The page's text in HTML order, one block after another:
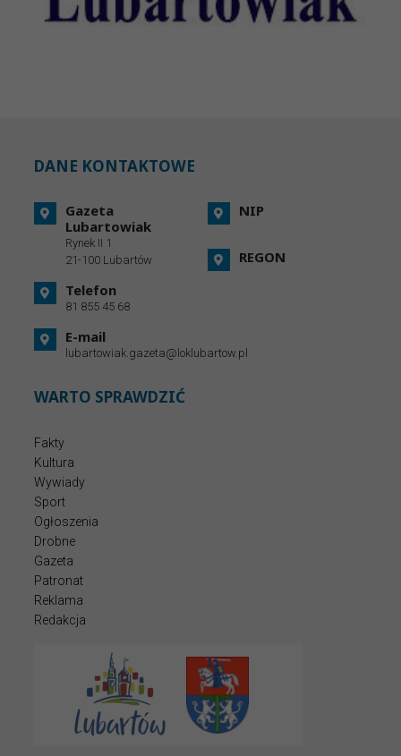
DANE KONTAKTOWE
Gazeta
Lubartowiak
Rynek II 1
21-100 Lubartów
Telefon
81 855 45 68
E-mail
lubartowiak.gazeta@loklubartow.pl
NIP
REGON
WARTO SPRAWDZIĆ
Fakty
Kultura
Wywiady
Sport
Ogłoszenia
Drobne
Gazeta
Patronat
Reklama
Redakcja